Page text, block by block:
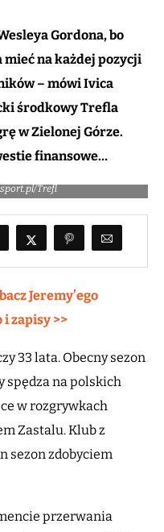
Gordona, bo
na każdej pozycji
– mówi Ivica
środkowy Trefla
w Zielonej Górze.
finansowe…
Trefl
Jeremy’ego
i zapisy >>
33 lata. Obecny sezon
spędza na polskich
w rozgrywkach
Zastalu. Klub z
sezon zdobyciem
przerwania